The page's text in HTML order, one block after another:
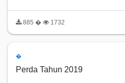
885 � 1732
�
Perda Tahun 2019